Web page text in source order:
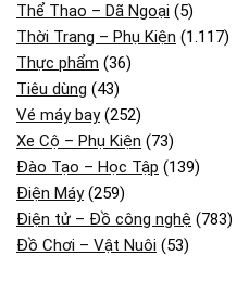
Thể Thao – Dã Ngoại (5)
Thời Trang – Phụ Kiện (1.117)
Thực phẩm (36)
Tiêu dùng (43)
Vé máy bay(252)
Xe Cộ – Phụ Kiện (73)
Đào Tạo – Học Tập (139)
Điện Máy(259)
Điện tử – Đồ công nghệ (783)
Đồ Chơi – Vật Nuôi (53)